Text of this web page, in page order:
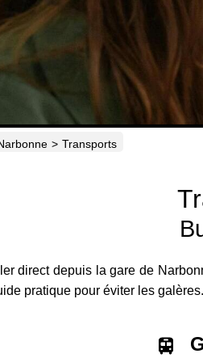
> Transports
direct depuis la gare de
pratique pour éviter les galères.